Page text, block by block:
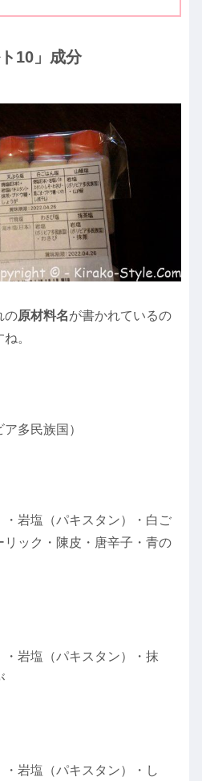
10」成分
の原材料名が書かれているの
。
多民族国）
・岩塩（パキスタン）・白ご
リック・陳皮・唐辛子・青の
岩塩（パキスタン）・抹
岩塩（パキスタン）・し